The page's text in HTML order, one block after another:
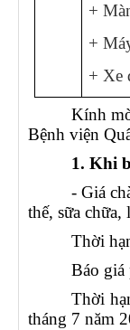
+
+
+ Xe
Kính
Bệnh viện
1. Khi
- Giá
thế, sữa
Thời
Báo giá
Thời
tháng 7 năm